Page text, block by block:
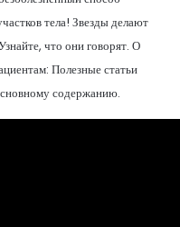
тела! Звезды делают
что они говорят. О
Полезные статьи
содержанию.